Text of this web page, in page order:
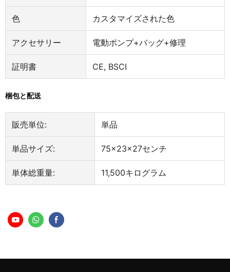
色 カスタマイズされた色
アクセサリー 電動ポンプ+バッグ+修理
証明書 CE, BSCI
梱包と配送
販売単位: 単品
単品サイズ: 75×23×27センチ
単体総重量: 11,500キログラム